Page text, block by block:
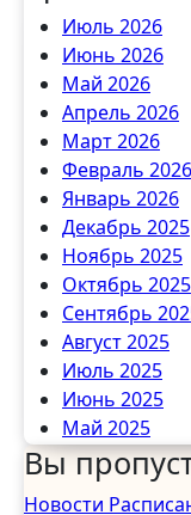
Июль 2026
Июнь 2026
Май 2026
Апрель 2026
Март 2026
Февраль 2026
Январь 2026
Декабрь 2025
Ноябрь 2025
Октябрь 2025
Сентябрь
Август 2025
Июль 2025
Июнь 2025
Май 2025
Апрель 2025
Март 2025
Вы
Новости